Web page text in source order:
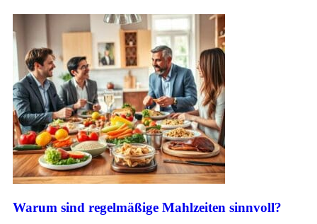
Warum sind regelmäßige Mahlzeiten sinnvoll?